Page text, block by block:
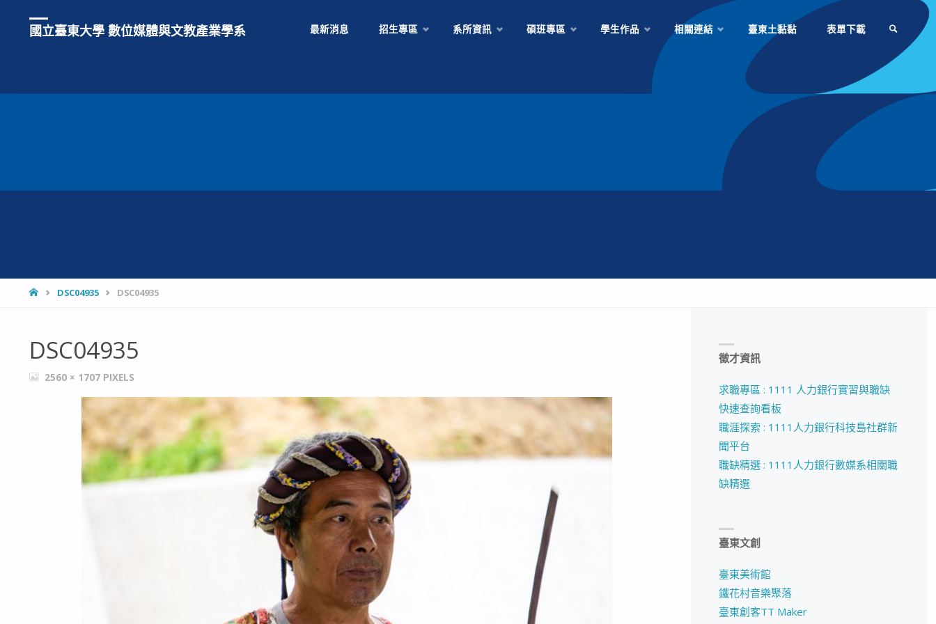
國立臺東大學 數位媒體與文教產業學系 最新消息 招生專區 系所資訊 碩班專區 學生作品 相關連結 臺東土黏黏 表單下載
HOMEDSC04935 DSC04935
DSC04935
FULL2560 × 1707 PIXELS
徵才資訊
求職專區 : 1111 人力銀行實習與職缺
快速查詢看板
職涯探索 : 1111人力銀行科技島社群新
聞平台
職缺精選 : 1111人力銀行數媒系相關職
缺精選
臺東文創
臺東美術館
鐵花村音樂聚落
臺東創客TT Maker